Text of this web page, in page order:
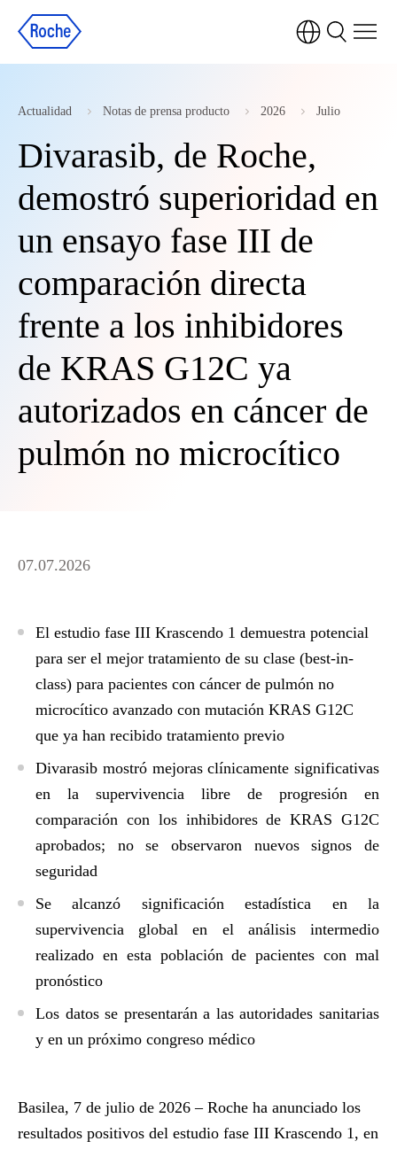
Actualidad Notas de prensa producto 2026 Julio
Divarasib, de Roche,
demostró superioridad en
un ensayo fase III de
comparación directa
frente a los inhibidores
de KRAS G12C ya
autorizados en cáncer de
pulmón no microcítico
07.07.2026
El estudio fase III Krascendo 1 demuestra potencial
para ser el mejor tratamiento de su clase (best-in-
class) para pacientes con cáncer de pulmón no
microcítico avanzado con mutación KRAS G12C
que ya han recibido tratamiento previo
Divarasib mostró mejoras clínicamente significativas
en la supervivencia libre de progresión en
comparación con los inhibidores de KRAS G12C
aprobados; no se observaron nuevos signos de
seguridad
Se alcanzó significación estadística en la
supervivencia global en el análisis intermedio
realizado en esta población de pacientes con mal
pronóstico
Los datos se presentarán a las autoridades sanitarias
y en un próximo congreso médico
Basilea, 7 de julio de 2026 – Roche ha anunciado los
resultados positivos del estudio fase III Krascendo 1, en